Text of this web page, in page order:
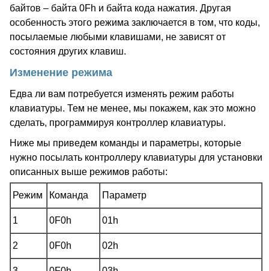
байтов – байта 0Fh и байта кода нажатия. Другая
особенность этого режима заключается в том, что коды,
посылаемые любыми клавишами, не зависят от
состояния других клавиш.
Изменение режима
Едва ли вам потребуется изменять режим работы
клавиатуры. Тем не менее, мы покажем, как это можно
сделать, программируя контроллер клавиатуры.
Ниже мы приведем команды и параметры, которые
нужно посылать контроллеру клавиатуры для установки
описанных выше режимов работы:
Режим Команда Параметр
1 0F0h 01h
2 0F0h 02h